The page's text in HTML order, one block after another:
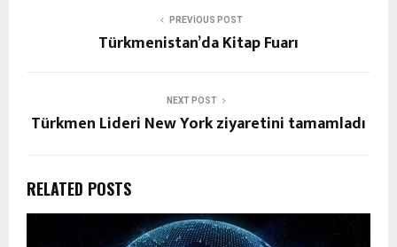
PREVIOUS POST
Türkmenistan’da Kitap Fuarı
NEXT POST
Türkmen Lideri New York ziyaretini tamamladı
RELATED POSTS